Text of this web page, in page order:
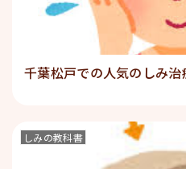
千葉松戸での人気のしみ
しみの教科書